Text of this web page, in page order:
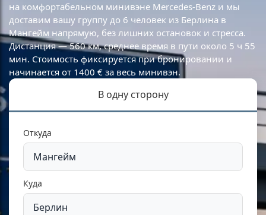
на комфортабельном минивэне Mercedes-Benz и мы
доставим вашу группу до 6 человек из Берлина в
Мангейм напрямую, без лишних остановок и стресса.
Дистанция — 560 км, среднее время в пути около 5 ч 55
мин. Стоимость фиксируется при бронировании и
начинается от 1400 € за весь минивэн.
В одну сторону
Откуда
Куда